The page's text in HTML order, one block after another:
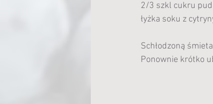
2/3 szkl cukru
łyżka soku z
Schłodzoną
Ponownie krótko